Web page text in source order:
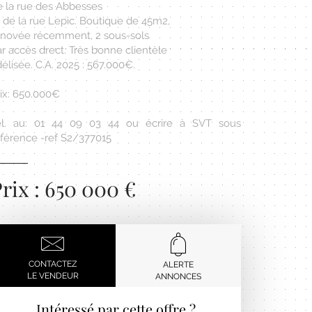
la rue des Abbesses
de la rue Lepic. Boutique de 45m2,
récemment, 2 sous-sols
accès drect. Très bonne clientèle
C.A. 2025 : 567.000€.
650.000€
au: 01 44 09 03 44 ou écrire à SVT sous
-ref S2/377015
: 650 000 €
CONTACTEZ
LE VENDEUR
ALERTE
ANNONCES